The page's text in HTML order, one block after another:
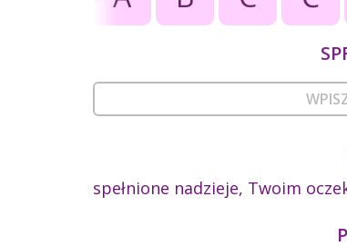
spełnione nadzieje, Twoim